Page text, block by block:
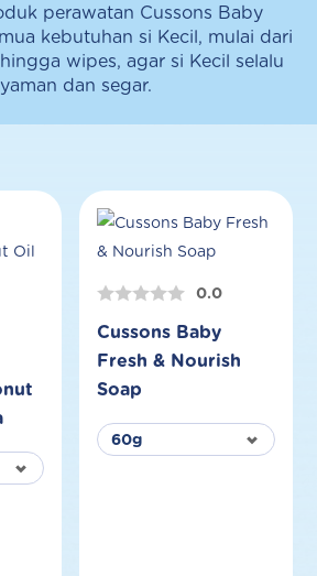
perawatan Cussons Baby
kebutuhan si Kecil, mulai dari
wipes, agar si Kecil selalu
dan segar.
0.0
Cussons Baby
Fresh & Nourish
Soap